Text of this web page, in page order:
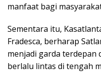
manfaat bagi
Sementara itu,
Fradesca, berharap
menjadi garda terdepan
berlalu lintas di tengah